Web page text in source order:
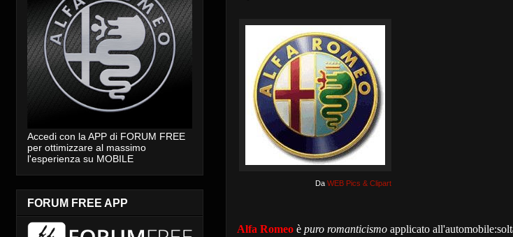
Da WEB Pics & Clipart
Alfa Romeo è puro romanticismo applicato
Accedi con la APP di FORUM FREE
per ottimizzare al massimo
l'esperienza su MOBILE
FORUM FREE APP